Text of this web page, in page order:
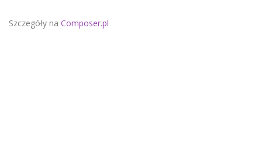
Szczegóły na Composer.pl